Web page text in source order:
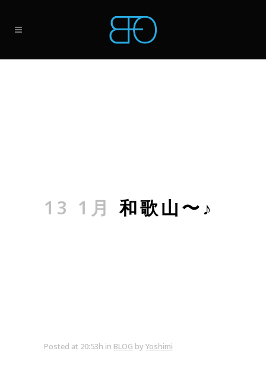
13 1月 和歌山〜♪
Posted at 20:53h in BLOG byYoshimi